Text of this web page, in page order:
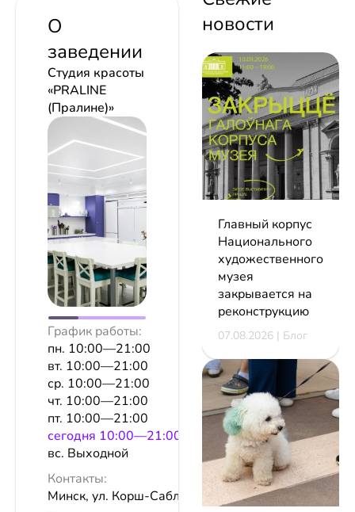
О
заведении
Студия красоты
«PRALINE
(Пралине)»
График работы:
пн. 10:00—21:00
вт. 10:00—21:00
ср. 10:00—21:00
чт. 10:00—21:00
пт. 10:00—21:00
сeгодня 10:00—21:00
вс. Выходной
Контакты:
Минск, ул. Корш-Саблина, 7а
новости
Главный корпус
Национального
художественного
музея
закрывается на
реконструкцию
07.08.2026 | Блог